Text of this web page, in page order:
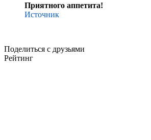
Приятного аппетита!
Источник
Поделиться с друзьями
Рейтинг